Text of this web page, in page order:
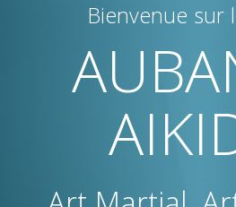
Bienvenue sur